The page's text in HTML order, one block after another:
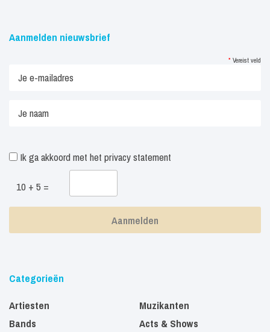
Aanmelden nieuwsbrief
* Vereist veld
Ik ga akkoord met het privacy statement
10 + 5 =
Categorieën
Artiesten
Bands
Muzikanten
Acts & Shows